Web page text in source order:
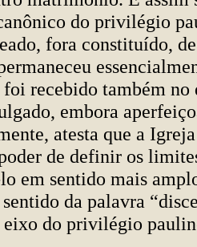
do privilégio
fora constituído,
foi recebido também
embora
atesta que a
de definir os
em sentido mais
da palavra
eixo do privilégio